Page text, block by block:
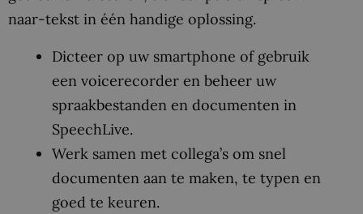
naar-tekst in één handige oplossing.
Dicteer op uw smartphone of gebruik
een voicerecorder en beheer uw
spraakbestanden en documenten in
SpeechLive.
Werk samen met collega’s om snel
documenten aan te maken, te typen en
goed te keuren.